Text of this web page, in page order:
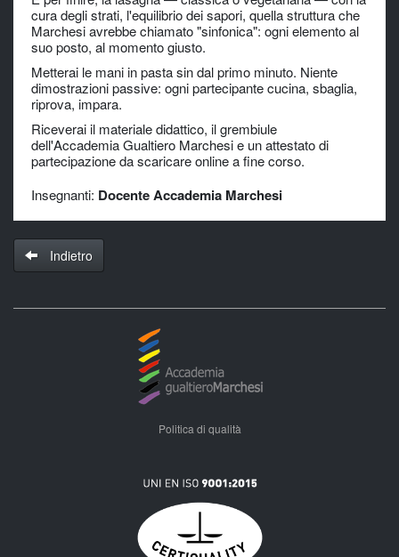
cura degli strati, l'equilibrio dei sapori, quella struttura che
Marchesi avrebbe chiamato "sinfonica": ogni elemento al
suo posto, al momento giusto.
Metterai le mani in pasta sin dal primo minuto. Niente
dimostrazioni passive: ogni partecipante cucina, sbaglia,
riprova, impara.
Riceverai il materiale didattico, il grembiule
dell'Accademia Gualtiero Marchesi e un attestato di
partecipazione da scaricare online a fine corso.
Insegnanti: Docente Accademia Marchesi
Indietro
Politica di qualità